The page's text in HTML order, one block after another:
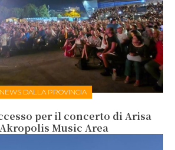
NEWS DALLA PROVINCIA
per il concerto di Arisa
Music Area